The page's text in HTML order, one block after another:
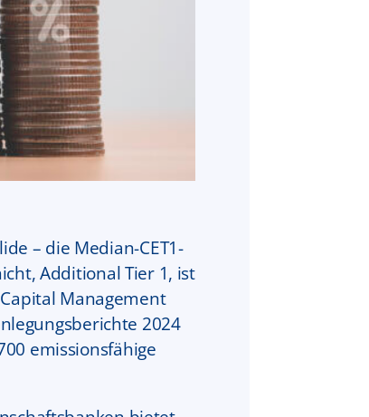
– die Median-CET1-
Additional Tier 1, ist
Management
2024
emissionsfähige